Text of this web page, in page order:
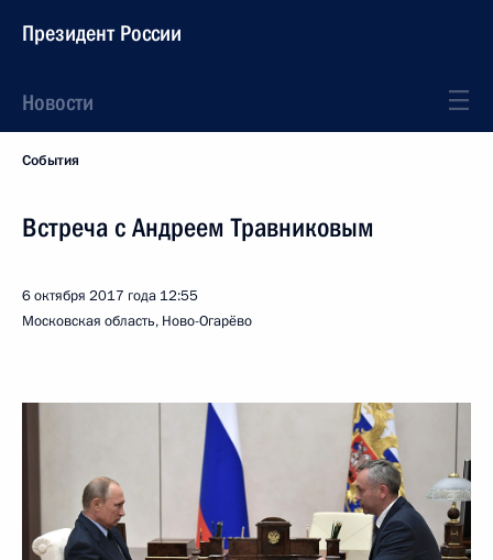
Президент России
Новости
События
Встреча с Андреем Травниковым
6 октября 2017 года 12:55
Московская область, Ново-Огарёво